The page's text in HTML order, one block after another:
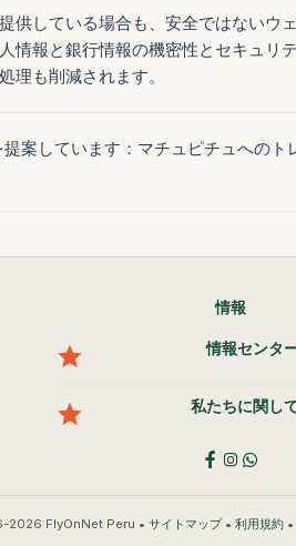
供している場合も、安全ではない
情報と銀行情報の機密性とセキュ
理も削減されます。
案しています：マチュピチュへの
情報
情報センタ
私たちに関し
2026 FlyOnNet Peru •サイトマップ•利用規約